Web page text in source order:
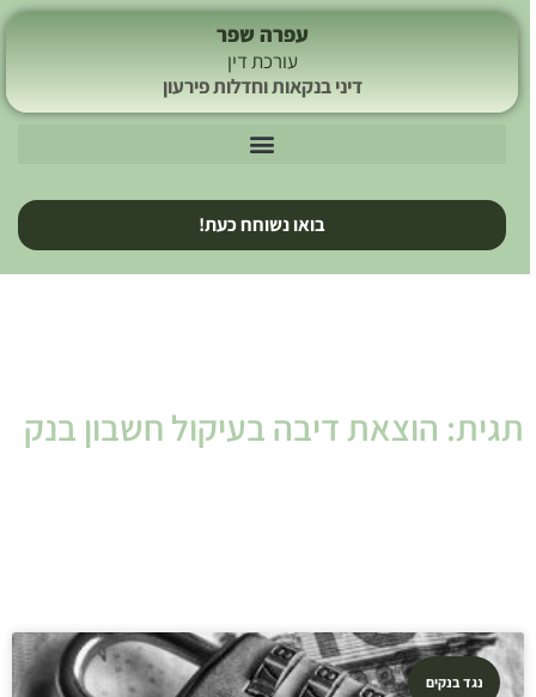
עפרה שפר
עורכת דין
דיני בנקאות וחדלות פירעון
בואו נשוחח כעת!
תגית: הוצאת דיבה בעיקול חשבון בנק
נגד בנקים